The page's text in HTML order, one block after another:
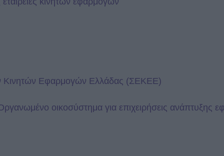
Κινητών Εφαρμογών Ελλάδας (ΣΕΚΕΕ)
οικοσύστημα για επιχειρήσεις ανάπτυξης